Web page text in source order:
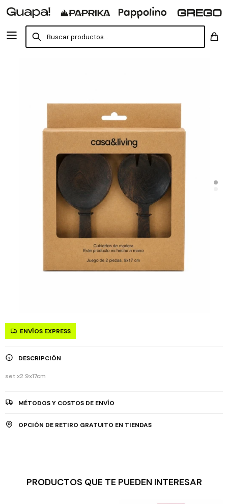
ENVÍOS EXPRESS
DESCRIPCIÓN
set x2 9x17cm
MÉTODOS Y COSTOS DE ENVÍO
OPCIÓN DE RETIRO GRATUITO EN TIENDAS
PRODUCTOS QUE TE PUEDEN INTERESAR